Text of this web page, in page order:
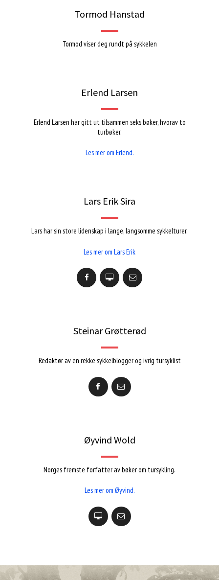
Tormod Hanstad
Tormod viser deg rundt på sykkelen
Erlend Larsen
Erlend Larsen har gitt ut tilsammen seks bøker, hvorav to
turbøker.
Les mer om Erlend.
Lars Erik Sira
Lars har sin store lidenskap i lange, langsomme sykkelturer.
Les mer om Lars Erik
Steinar Grøtterød
Redaktør av en rekke sykkelblogger og ivrig tursyklist
Øyvind Wold
Norges fremste forfatter av bøker om tursykling.
Les mer om Øyvind.